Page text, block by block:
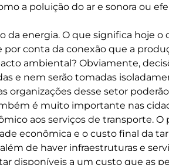
a poluição do ar e sonora ou
da energia. O que significa hoje
conta da conexão que a
ambiental? Obviamente,
e nem serão tomadas
organizações desse setor
é muito importante nas
aos serviços de transporte.
econômica e o custo final da
de haver infraestruturas e
disponíveis a um custo que as